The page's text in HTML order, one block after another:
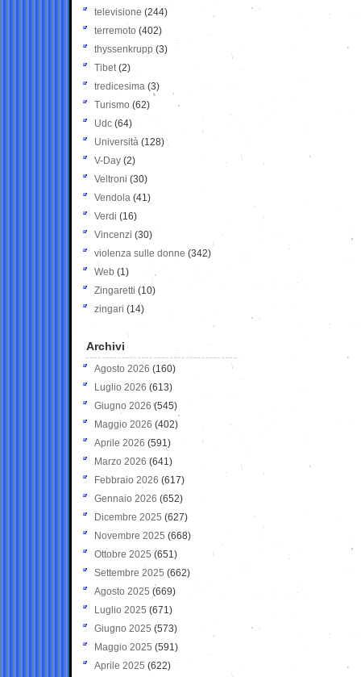
televisione(244)
terremoto (402)
thyssenkrupp (3)
Tibet(2)
tredicesima (3)
Turismo (62)
Udc (64)
Università (128)
V-Day (2)
Veltroni (30)
Vendola (41)
Verdi (16)
Vincenzi (30)
violenza sulle donne (342)
Web (1)
Zingaretti (10)
zingari (14)
Archivi
Agosto 2026 (160)
Luglio 2026 (613)
Giugno 2026 (545)
Maggio 2026 (402)
Aprile 2026 (591)
Marzo 2026 (641)
Febbraio 2026 (617)
Gennaio 2026 (652)
Dicembre 2025 (627)
Novembre 2025 (668)
Ottobre 2025 (651)
Settembre 2025 (662)
Agosto 2025 (669)
Luglio 2025 (671)
Giugno 2025 (573)
Maggio 2025 (591)
Aprile 2025 (622)